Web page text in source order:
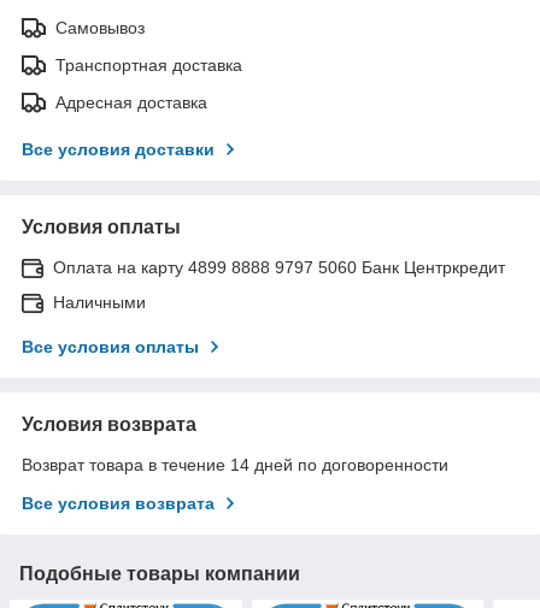
Самовывоз
Транспортная доставка
Адресная доставка
Все условия доставки
Условия оплаты
Оплата на карту 4899 8888 9797 5060 Банк Центркредит
Наличными
Все условия оплаты
Условия возврата
Возврат товара в течение 14 дней по договоренности
Все условия возврата
Подобные товары компании